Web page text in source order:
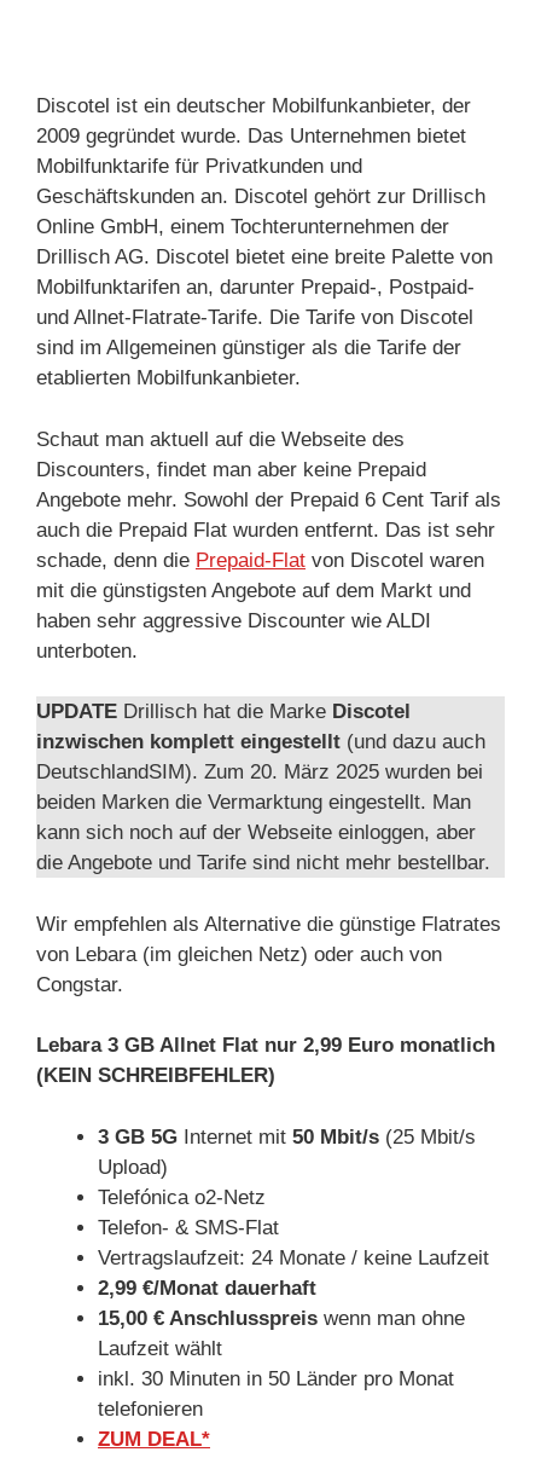
Discotel ist ein deutscher Mobilfunkanbieter, der
2009 gegründet wurde. Das Unternehmen bietet
Mobilfunktarife für Privatkunden und
Geschäftskunden an. Discotel gehört zur Drillisch
Online GmbH, einem Tochterunternehmen der
Drillisch AG. Discotel bietet eine breite Palette von
Mobilfunktarifen an, darunter Prepaid-, Postpaid-
und Allnet-Flatrate-Tarife. Die Tarife von Discotel
sind im Allgemeinen günstiger als die Tarife der
etablierten Mobilfunkanbieter.
Schaut man aktuell auf die Webseite des
Discounters, findet man aber keine Prepaid
Angebote mehr. Sowohl der Prepaid 6 Cent Tarif als
auch die Prepaid Flat wurden entfernt. Das ist sehr
schade, denn die Prepaid-Flat von Discotel waren
mit die günstigsten Angebote auf dem Markt und
haben sehr aggressive Discounter wie ALDI
unterboten.
UPDATE Drillisch hat die Marke Discotel
inzwischen komplett eingestellt (und dazu auch
DeutschlandSIM). Zum 20. März 2025 wurden bei
beiden Marken die Vermarktung eingestellt. Man
kann sich noch auf der Webseite einloggen, aber
die Angebote und Tarife sind nicht mehr bestellbar.
Wir empfehlen als Alternative die günstige Flatrates
von Lebara (im gleichen Netz) oder auch von
Congstar.
Lebara 3 GB Allnet Flat nur 2,99 Euro monatlich
(KEIN SCHREIBFEHLER)
3 GB 5G Internet mit 50 Mbit/s (25 Mbit/s
Upload)
Telefónica o2-Netz
Telefon- & SMS-Flat
Vertragslaufzeit: 24 Monate / keine Laufzeit
2,99 €/Monat dauerhaft
15,00 € Anschlusspreis wenn man ohne
Laufzeit wählt
inkl. 30 Minuten in 50 Länder pro Monat
telefonieren
ZUM DEAL*